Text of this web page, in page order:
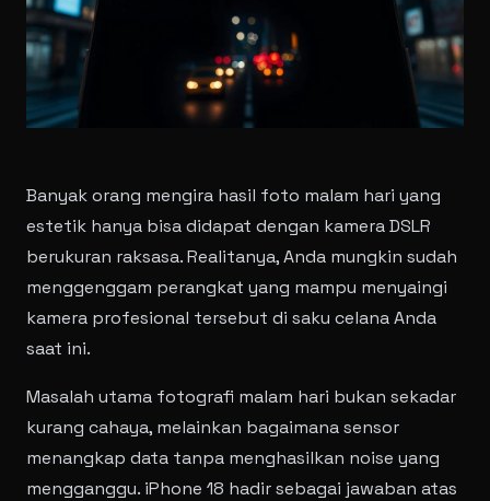
Banyak orang mengira hasil foto malam hari yang
estetik hanya bisa didapat dengan kamera DSLR
berukuran raksasa. Realitanya, Anda mungkin sudah
menggenggam perangkat yang mampu menyaingi
kamera profesional tersebut di saku celana Anda
saat ini.
Masalah utama fotografi malam hari bukan sekadar
kurang cahaya, melainkan bagaimana sensor
menangkap data tanpa menghasilkan noise yang
mengganggu. iPhone 18 hadir sebagai jawaban atas